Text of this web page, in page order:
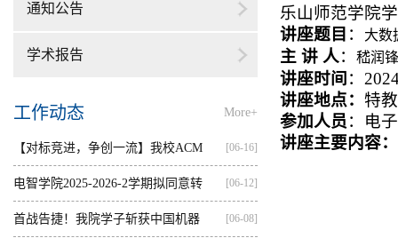
通知公告
学术报告
工作动态 More+
【对标竞进，争创一流】我校ACM
集训...
[06-16]
电智学院2025-2026-2学期拟同意转
出...
[06-12]
首战告捷！我院学子斩获中国机器 [06-08]
乐山师范学院
讲座题目 ： 大数
主 讲 人： 嵇润锋
讲座时间 ：
讲座地点： 特教
参加人员 ：电
讲座主要内容：